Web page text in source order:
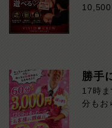
全前
切なし
い！
勝手
17時
分もお